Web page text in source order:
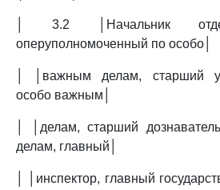
│ 3.2 │Начальник
оперуполномоченный по особо│
│ │важным делам, старший
особо важным│
│ │делам, старший
делам, главный│
│ │инспектор, главный